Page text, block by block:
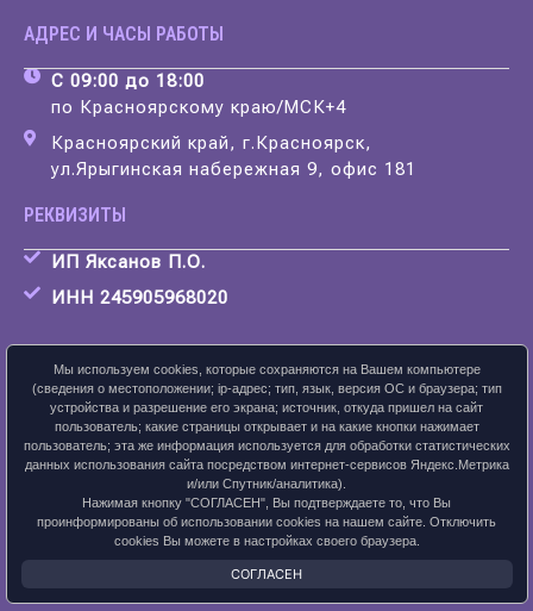
АДРЕС И ЧАСЫ РАБОТЫ
С 09:00 до 18:00
по Красноярскому краю/МСК+4
Красноярский край, г.Красноярск,
ул.Ярыгинская набережная 9, офис 181
РЕКВИЗИТЫ
ИП Яксанов П.О.
ИНН 245905968020
Скачать карточку предприятия
ПОЛИТИКА КОНФИДЕНЦИАЛЬНОСТИ
2026 © ЛАНСАЙТ
Мы используем cookies, которые сохраняются на Вашем компьютере
(сведения о местоположении; ip-адрес; тип, язык, версия ОС и браузера; тип
устройства и разрешение его экрана; источник, откуда пришел на сайт
пользователь; какие страницы открывает и на какие кнопки нажимает
пользователь; эта же информация используется для обработки статистических
данных использования сайта посредством интернет-сервисов Яндекс.Метрика
и/или Спутник/аналитика).
Нажимая кнопку "СОГЛАСЕН", Вы подтверждаете то, что Вы
проинформированы об использовании cookies на нашем сайте. Отключить
cookies Вы можете в настройках своего браузера.
СОГЛАСЕН